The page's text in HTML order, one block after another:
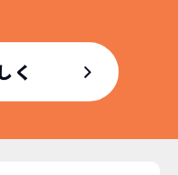
この「超高残
によりこの価
く